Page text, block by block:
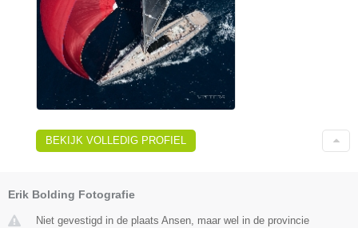
BEKIJK VOLLEDIG PROFIEL
Erik Bolding Fotografie
Niet gevestigd in de plaats Ansen, maar wel in de provincie